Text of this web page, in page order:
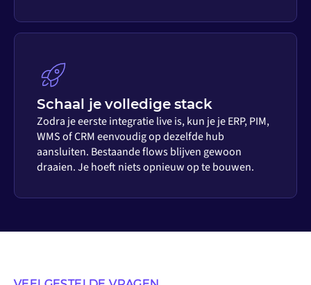
Schaal je volledige stack
Zodra je eerste integratie live is, kun je je ERP, PIM,
WMS of CRM eenvoudig op dezelfde hub
aansluiten. Bestaande flows blijven gewoon
draaien. Je hoeft niets opnieuw op te bouwen.